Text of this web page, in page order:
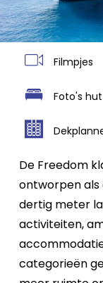
Filmpjes
Foto's
De Freedom
ontworpen als
dertig meter
activiteiten,
categorieën